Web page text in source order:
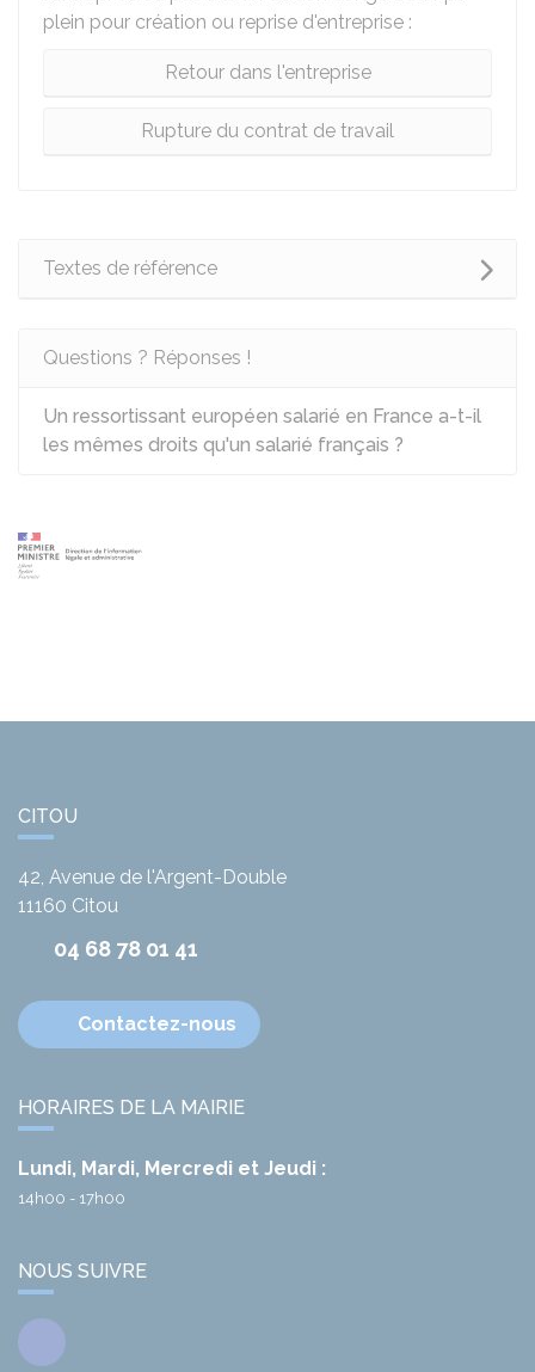
plein pour création ou reprise d'entreprise :
Retour dans l'entreprise
Rupture du contrat de travail
Textes de référence
Questions ? Réponses !
Un ressortissant européen salarié en France a-t-il
les mêmes droits qu'un salarié français ?
CITOU
42, Avenue de l'Argent-Double
11160 Citou
04 68 78 01 41
Contactez-nous
HORAIRES DE LA MAIRIE
Lundi, Mardi, Mercredi et Jeudi :
14h00 - 17h00
NOUS SUIVRE
Facebook